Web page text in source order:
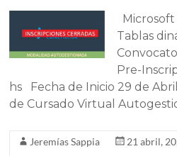
Microsoft
Tablas
Pre-
hs Fecha de Inicio 29 de
de Cursado Virtual
Jeremías Sappia 21 abril,